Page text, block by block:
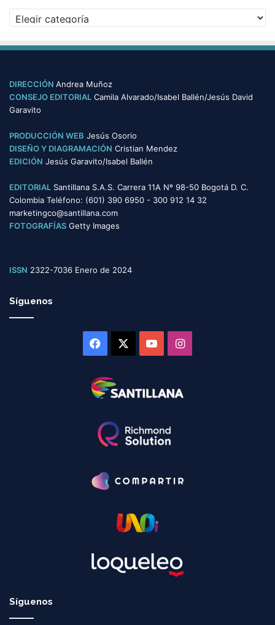
Categorías
DIRECCIÓN Andrea Muñoz
CONSEJO EDITORIAL Camila Alvarado/Isabel Ballén/Jesús David
Garavito
PRODUCCIÓN WEB Jesús Osorio
DISEÑO Y DIAGRAMACIÓN Cristian Mendez
EDICIÓN Jesús Garavito/Isabel Ballén
EDITORIAL Santillana S.A.S. Carrera 11A Nº 98-50 Bogotá D. C.
Colombia Teléfono: (601) 390 6950 - 300 912 14 32
marketingco@santillana.com
FOTOGRAFÍAS Getty Images
ISSN 2322-7036 Enero de 2024
Síguenos
Facebook YouTubeInstagram
Síguenos